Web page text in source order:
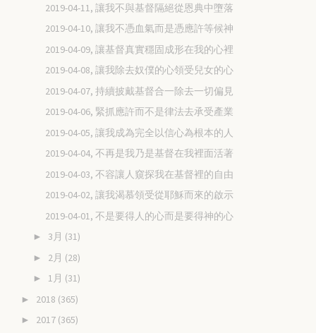
2019-04-11, 讓我不與基督隔絕從恩典中墮落
2019-04-10, 讓我不憑血氣而是憑應許等候神
2019-04-09, 讓基督真實穩固成形在我的心裡
2019-04-08, 讓我除去奴僕的心領受兒女的心
2019-04-07, 持續披戴基督合一除去一切偏見
2019-04-06, 緊抓應許而不是律法去承受產業
2019-04-05, 讓我成為完全以信心為根本的人
2019-04-04, 不再是我乃是基督在我裡面活著
2019-04-03, 不容讓人窺探我在基督裡的自由
2019-04-02, 讓我渴慕領受從耶穌而來的啟示
2019-04-01, 不是要得人的心而是要得神的心
► 3月 (31)
► 2月 (28)
► 1月 (31)
► 2018 (365)
► 2017 (365)